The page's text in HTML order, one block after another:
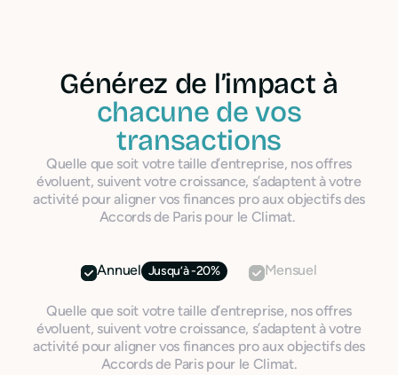
Générez de l’impact à
chacune de vos
transactions
Quelle que soit votre taille d’entreprise, nos offres
évoluent, suivent votre croissance, s’adaptent à votre
activité pour aligner vos finances pro aux objectifs des
Accords de Paris pour le Climat.
Annuel Jusqu’à -20% Mensuel
Quelle que soit votre taille d’entreprise, nos offres
évoluent, suivent votre croissance, s’adaptent à votre
activité pour aligner vos finances pro aux objectifs des
Accords de Paris pour le Climat.